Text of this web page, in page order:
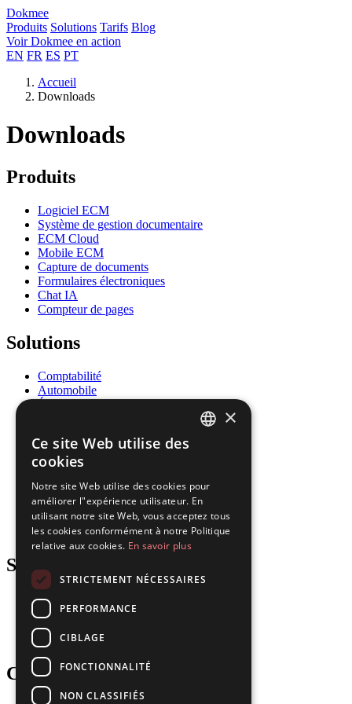
Dokmee
Produits Solutions Tarifs Blog
Voir Dokmee en action
EN FR ES PT
Accueil
Downloads
Downloads
Produits
Logiciel ECM
Système de gestion documentaire
ECM Cloud
Mobile ECM
Capture de documents
Formulaires électroniques
Chat IA
Compteur de pages
Solutions
Comptabilité
Automobile
Santé
Ressources humaines
Juridique
Logistique
Fabrication
Immobilier
Support
Blog
Téléchargements
Mises à jour
Gartner
Company
ENGLISH
SPANISH
PORTUGUESE
×
Ce site Web utilise des
cookies
Notre site Web utilise des cookies pour
améliorer l"expérience utilisateur. En
utilisant notre site Web, vous acceptez tous
les cookies conformément à notre Politique
relative aux cookies. En savoir plus
STRICTEMENT NÉCESSAIRES
PERFORMANCE
CIBLAGE
FONCTIONNALITÉ
NON CLASSIFIÉS